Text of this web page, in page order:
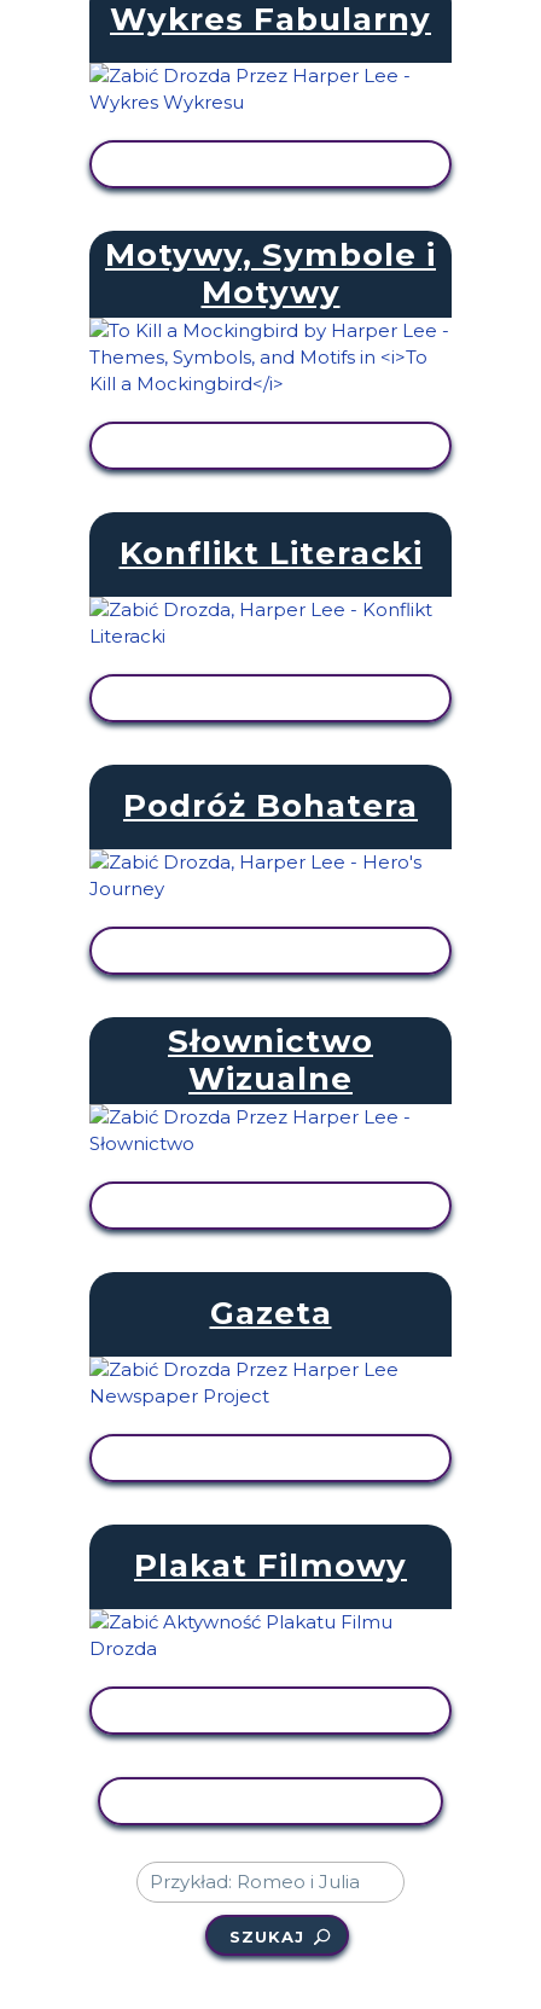
Wykres Fabularny
Motywy, Symbole i
Motywy
Konflikt Literacki
Podróż Bohatera
Słownictwo
Wizualne
Gazeta
Plakat Filmowy
SZUKAJ